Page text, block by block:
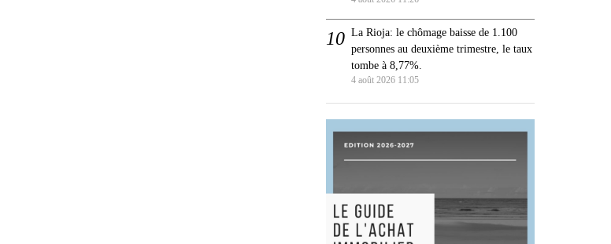
La Rioja: le chômage baisse de 1.100
personnes au deuxième trimestre, le taux
tombe à 8,77%.
4 août 2026 11:05